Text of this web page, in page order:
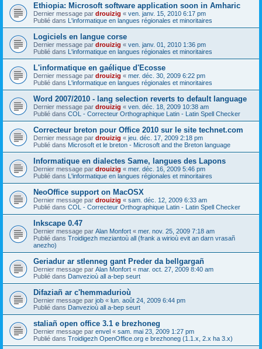
Ethiopia: Microsoft software application soon in Amharic
Dernier message par drouizig « ven. janv. 15, 2010 6:17 pm
Publié dans L'informatique en langues régionales et minoritaires
Logiciels en langue corse
Dernier message par drouizig « ven. janv. 01, 2010 1:36 pm
Publié dans L'informatique en langues régionales et minoritaires
L'informatique en gaélique d'Ecosse
Dernier message par drouizig « mer. déc. 30, 2009 6:22 pm
Publié dans L'informatique en langues régionales et minoritaires
Word 2007/2010 - lang selection reverts to default language
Dernier message par drouizig « ven. déc. 18, 2009 10:38 am
Publié dans COL - Correcteur Orthographique Latin - Latin Spell Checker
Correcteur breton pour Office 2010 sur le site technet.com
Dernier message par drouizig « jeu. déc. 17, 2009 2:18 pm
Publié dans Microsoft et le breton - Microsoft and the Breton language
Informatique en dialectes Same, langues des Lapons
Dernier message par drouizig « mer. déc. 16, 2009 5:46 pm
Publié dans L'informatique en langues régionales et minoritaires
NeoOffice support on MacOSX
Dernier message par drouizig « sam. déc. 12, 2009 6:33 am
Publié dans COL - Correcteur Orthographique Latin - Latin Spell Checker
Inkscape 0.47
Dernier message par Alan Monfort « mer. nov. 25, 2009 7:18 am
Publié dans Troidigezh meziantoù all (frank a wirioù evit an darn vrasañ
anezho)
Geriadur ar stlenneg gant Preder da bellgargañ
Dernier message par Alan Monfort « mar. oct. 27, 2009 8:40 am
Publié dans Danvezioù all a-bep seurt
Difaziañ ar c'hemmadurioù
Dernier message par job « lun. août 24, 2009 6:44 pm
Publié dans Danvezioù all a-bep seurt
staliañ open office 3.1 e brezhoneg
Dernier message par envel « sam. mai 23, 2009 1:27 pm
Publié dans Troidigezh OpenOffice.org e brezhoneg (1.1.x, 2.x ha 3.x)